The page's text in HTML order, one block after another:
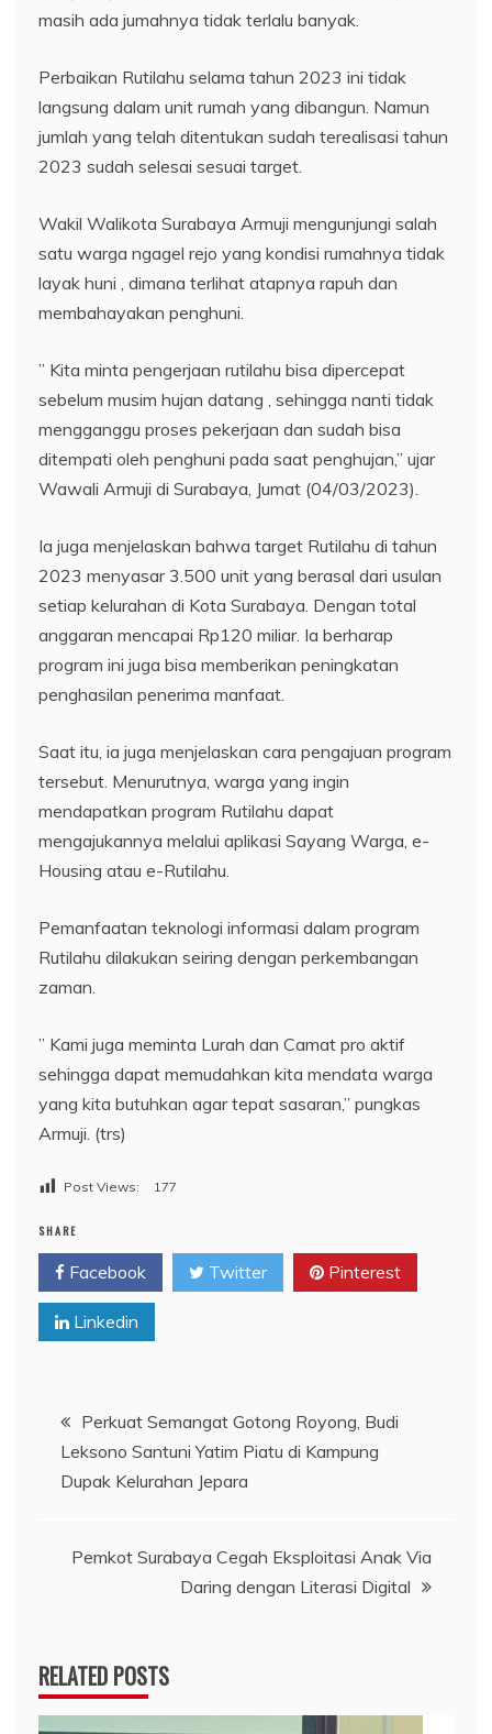
masih ada jumahnya tidak terlalu banyak.
Perbaikan Rutilahu selama tahun 2023 ini tidak
langsung dalam unit rumah yang dibangun. Namun
jumlah yang telah ditentukan sudah terealisasi tahun
2023 sudah selesai sesuai target.
Wakil Walikota Surabaya Armuji mengunjungi salah
satu warga ngagel rejo yang kondisi rumahnya tidak
layak huni , dimana terlihat atapnya rapuh dan
membahayakan penghuni.
” Kita minta pengerjaan rutilahu bisa dipercepat
sebelum musim hujan datang , sehingga nanti tidak
mengganggu proses pekerjaan dan sudah bisa
ditempati oleh penghuni pada saat penghujan,” ujar
Wawali Armuji di Surabaya, Jumat (04/03/2023).
Ia juga menjelaskan bahwa target Rutilahu di tahun
2023 menyasar 3.500 unit yang berasal dari usulan
setiap kelurahan di Kota Surabaya. Dengan total
anggaran mencapai Rp120 miliar. Ia berharap
program ini juga bisa memberikan peningkatan
penghasilan penerima manfaat.
Saat itu, ia juga menjelaskan cara pengajuan program
tersebut. Menurutnya, warga yang ingin
mendapatkan program Rutilahu dapat
mengajukannya melalui aplikasi Sayang Warga, e-
Housing atau e-Rutilahu.
Pemanfaatan teknologi informasi dalam program
Rutilahu dilakukan seiring dengan perkembangan
zaman.
” Kami juga meminta Lurah dan Camat pro aktif
sehingga dapat memudahkan kita mendata warga
yang kita butuhkan agar tepat sasaran,” pungkas
Armuji. (trs)
Post Views: 177
SHARE
Facebook Twitter Pinterest
Linkedin
Navigasi
pos
Perkuat Semangat Gotong Royong, Budi
Leksono Santuni Yatim Piatu di Kampung
Dupak Kelurahan Jepara
Pemkot Surabaya Cegah Eksploitasi Anak Via
Daring dengan Literasi Digital
RELATED POSTS